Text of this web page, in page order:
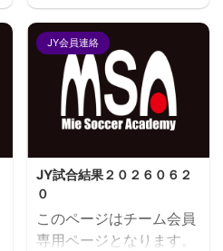
閲覧にはユーザー名とパ
スワードにてログインが
必要となります。既存ユ
ーザのログインユーザー
名またはメールアドレス
パスワード ログイン状態
JY会員連絡
JY試合結果２０２６０６２
０
このページはチーム会員
専用ページとなります。